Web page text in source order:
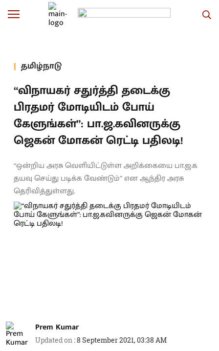
தமிழ்நாடு
“விநாயகர் சதுர்த்தி தடைக்கு
பிரதமர் மோடியிடம் போய்
கேளுங்கள்”: பா.ஜ.கவினருக்கு
ஜெகன் மோகன் ரெட்டி பதிலடி!
“ஒன்றிய அரசு வெளியிட்டுள்ள அறிக்கையை பா.ஜ.க
தயவு செய்து படிக்க வேண்டும்” என ஆந்திர அரசு
தெரிவித்துள்ளது.
Prem Kumar
Updated on :8 September 2021, 03:38 AM